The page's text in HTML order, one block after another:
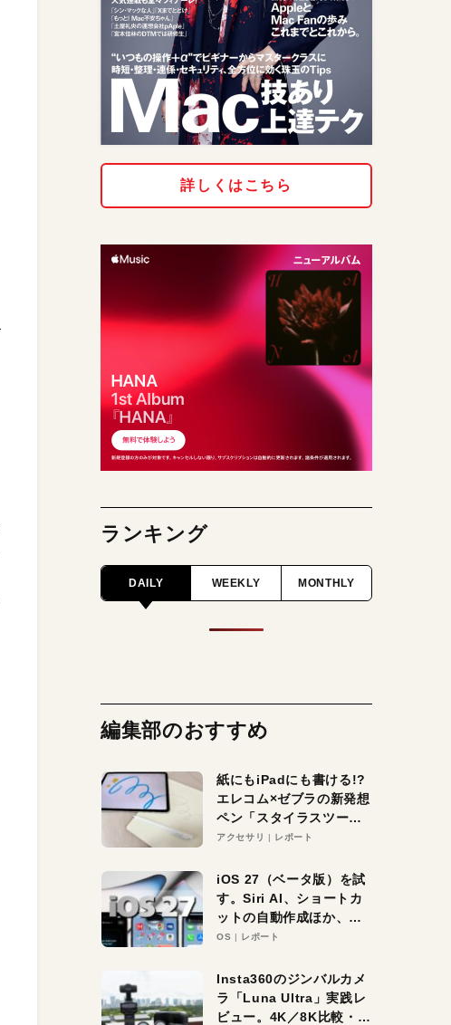
詳しくはこちら
ランキング
DAILY WEEKLY MONTHLY
編集部のおすすめ
紙にもiPadにも書ける!?
エレコム×ゼブラの新発想
ペン「スタイラスツーウ
ェイ」レビュー。持ち替
アクセサリ レポート
iOS 27（ベータ版）を試
す。Siri AI、ショートカ
ットの自動作成ほか、期
待大の便利機能5選。
る未来はすぐそこ！
OS レポート
Insta360のジンバルカメ
ラ「Luna Ultra」実践レ
ビュー。4K／8K比較・ズ